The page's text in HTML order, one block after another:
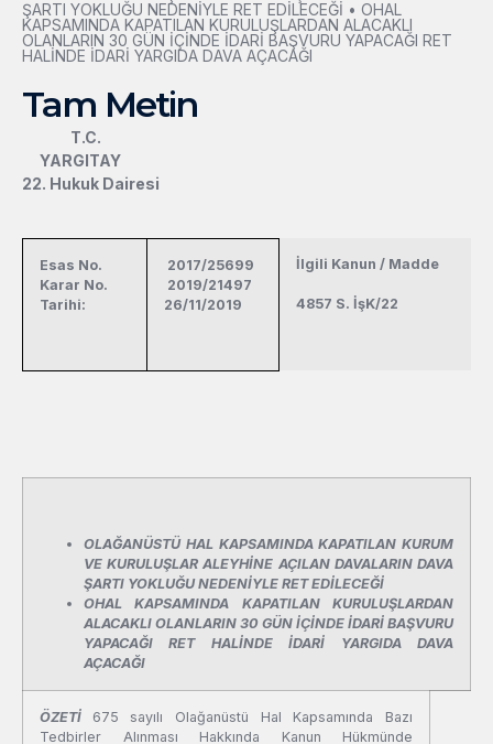
ŞARTI YOKLUĞU NEDENİYLE RET EDİLECEĞİ • OHAL
KAPSAMINDA KAPATILAN KURULUŞLARDAN ALACAKLI
OLANLARIN 30 GÜN İÇİNDE İDARİ BAŞVURU YAPACAĞI RET
HALİNDE İDARİ YARGIDA DAVA AÇACAĞI
Tam Metin
T.C.
YARGITAY
22. Hukuk Dairesi
Esas No.
Karar No.
Tarihi:
2017/25699
2019/21497
26/11/2019
İlgili Kanun / Madde
4857 S. İşK/22
OLAĞANÜSTÜ HAL KAPSAMINDA KAPATILAN KURUM
VE KURULUŞLAR ALEYHİNE AÇILAN DAVALARIN DAVA
ŞARTI YOKLUĞU NEDENİYLE RET EDİLECEĞİ
OHAL KAPSAMINDA KAPATILAN KURULUŞLARDAN
ALACAKLI OLANLARIN 30 GÜN İÇİNDE İDARİ BAŞVURU
YAPACAĞI RET HALİNDE İDARİ YARGIDA DAVA
AÇACAĞI
ÖZETİ 675 sayılı Olağanüstü Hal Kapsamında Bazı
Tedbirler Alınması Hakkında Kanun Hükmünde